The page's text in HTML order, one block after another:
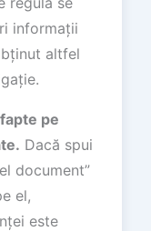
informații
altfel
pe
Dacă spui
document”
el,
este